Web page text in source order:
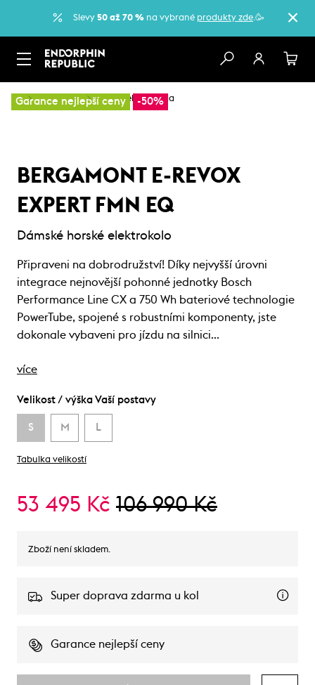
Slevy 50 až 70 % na vybrané produkty zde.🥳
Garance nejlepší ceny -50%
… Elektrokola Horská elektrokola
BERGAMONT E-REVOX
EXPERT FMN EQ
Dámské horské elektrokolo
Připraveni na dobrodružství! Díky nejvyšší úrovni
integrace nejnovější pohonné jednotky Bosch
Performance Line CX a 750 Wh bateriové technologie
PowerTube, spojené s robustními komponenty, jste
dokonale vybaveni pro jízdu na silnici…
více
Velikost / výška Vaší postavy
S M L
Tabulka velikostí
53 495 Kč 106 990 Kč
Zboží není skladem.
Super doprava zdarma u kol
Garance nejlepší ceny